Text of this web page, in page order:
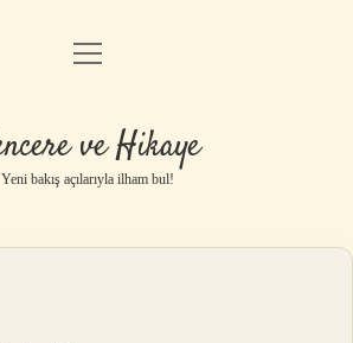
Anasayfa
Yasal Uyarı
menüyü
ve Hikaye
Yeni bakış açılarıyla ilham bul!